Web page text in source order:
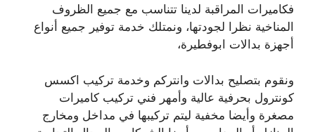
فكاميرات المراقبة لدينا تتناسب مع جميع الظروف
المناخية نظرا لجودتها، ونمتلك خدمة توفير جميع أنواع
أجهزة بدالات ابوفطيرة،
ونقوم بتصليح بدالات وانتركم وخدمة تركيب اكسس
كونترول بحرفية عالية وأمهر فني تركيب كاميرات
مصغرة وأيضا مخفية ليتم تركيبها في مداخل ومخارج